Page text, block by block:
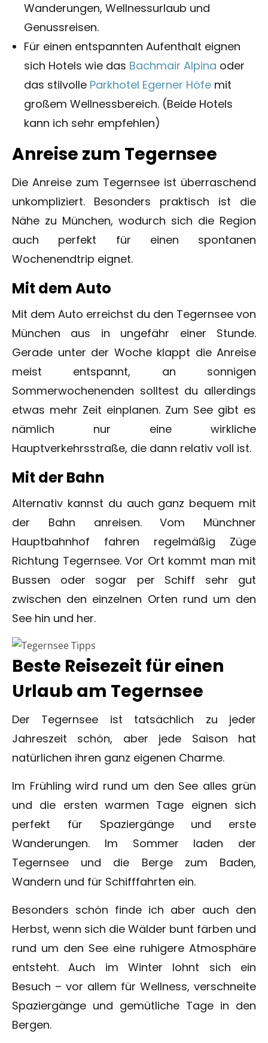
Wanderungen, Wellnessurlaub und
Genussreisen.
Für einen entspannten Aufenthalt eignen
sich Hotels wie das Bachmair Alpina oder
das stilvolle Parkhotel Egerner Höfe mit
großem Wellnessbereich. (Beide Hotels
kann ich sehr empfehlen)
Anreise zum Tegernsee
Die Anreise zum Tegernsee ist überraschend
unkompliziert. Besonders praktisch ist die
Nähe zu München, wodurch sich die Region
auch perfekt für einen spontanen
Wochenendtrip eignet.
Mit dem Auto
Mit dem Auto erreichst du den Tegernsee von
München aus in ungefähr einer Stunde.
Gerade unter der Woche klappt die Anreise
meist entspannt, an sonnigen
Sommerwochenenden solltest du allerdings
etwas mehr Zeit einplanen. Zum See gibt es
nämlich nur eine wirkliche
Hauptverkehrsstraße, die dann relativ voll ist.
Mit der Bahn
Alternativ kannst du auch ganz bequem mit
der Bahn anreisen. Vom Münchner
Hauptbahnhof fahren regelmäßig Züge
Richtung Tegernsee. Vor Ort kommt man mit
Bussen oder sogar per Schiff sehr gut
zwischen den einzelnen Orten rund um den
See hin und her.
Beste Reisezeit für einen
Urlaub am Tegernsee
Der Tegernsee ist tatsächlich zu jeder
Jahreszeit schön, aber jede Saison hat
natürlichen ihren ganz eigenen Charme.
Im Frühling wird rund um den See alles grün
und die ersten warmen Tage eignen sich
perfekt für Spaziergänge und erste
Wanderungen. Im Sommer laden der
Tegernsee und die Berge zum Baden,
Wandern und für Schifffahrten ein.
Besonders schön finde ich aber auch den
Herbst, wenn sich die Wälder bunt färben und
rund um den See eine ruhigere Atmosphäre
entsteht. Auch im Winter lohnt sich ein
Besuch – vor allem für Wellness, verschneite
Spaziergänge und gemütliche Tage in den
Bergen.